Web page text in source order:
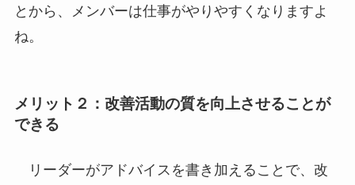
とから、メンバーは仕事がやりやすくなりますよ
ね。
メリット２：改善活動の質を向上させることが
できる
リーダーがアドバイスを書き加えることで、改